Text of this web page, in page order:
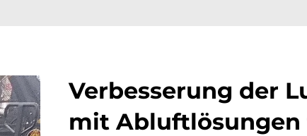
Verbesserung der
mit Abluftlösungen